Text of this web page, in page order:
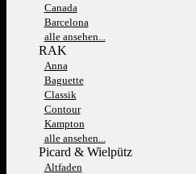
Canada
Barcelona
alle ansehen...
RAK
Anna
Baguette
Classik
Contour
Kampton
alle ansehen...
Picard & Wielpütz
Altfaden